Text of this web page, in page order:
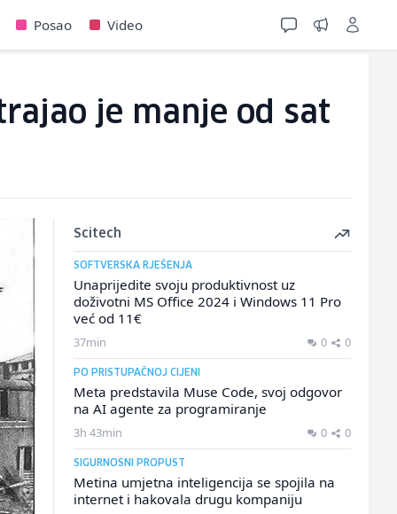
Posao Video
je manje od sat
Scitech
SOFTVERSKA RJEŠENJA
Unaprijedite svoju produktivnost uz
doživotni MS Office 2024 i Windows 11 Pro
već od 11€
37min 0 0
PO PRISTUPAČNOJ CIJENI
Meta predstavila Muse Code, svoj odgovor
na AI agente za programiranje
3h 43min 0 0
SIGURNOSNI PROPUST
Metina umjetna inteligencija se spojila na
internet i hakovala drugu kompaniju